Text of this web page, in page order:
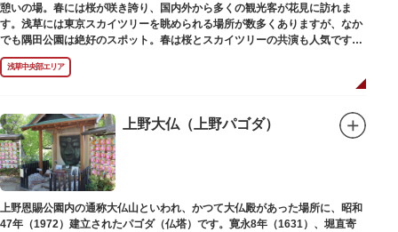
憩いの場。春には桜が咲き誇り、国内外から多くの観光客が花見に訪れま
す。浅草には東京スカイツリーを眺められる場所が数多くありますが、なか
でも隅田公園は絶好のスポット。春は桜とスカイツリーの共演も人気です。
川沿いにある「隅田公園オープンカフェ」は、店舗の一部を屋外にした開放
的なカフェ・レストラン。綺麗な景色を眺めながら、コーヒー片手にのんび
りと過ごしても良いですね。また、クジラの滑り台が目印の「遊具広場」は
身体を動かせます。
隅田川橋梁に設置された全長約160mの「すみだリバーウォーク」は、東京
スカイツリーまでの最短距離ルートのひとつ。歩道橋の途中にあるガラス床
から隅田川を見下ろしたり、すぐ横を走る電車の迫力を楽しんだり、隅田川
散策にいかがでしょうか。
浅草中央部エリア
上野大仏（上野パゴダ）
上野恩賜公園内の通称大仏山といわれ、かつて大仏殿があった場所に、昭和
47年（1972）建立されたパゴダ（仏塔）です。寛永8年（1631）、堀直寄